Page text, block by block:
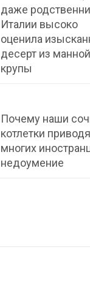
даже
Италии высоко
оценила
десерт из манной
крупы
Почему наши
котлетки
многих
недоумение